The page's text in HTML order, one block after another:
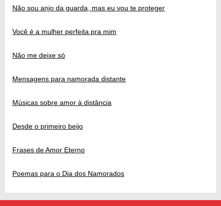
Não sou anjo da guarda, mas eu vou te proteger
Você é a mulher perfeita pra mim
Não me deixe só
Mensagens para namorada distante
Músicas sobre amor à distância
Desde o primeiro beijo
Frases de Amor Eterno
Poemas para o Dia dos Namorados